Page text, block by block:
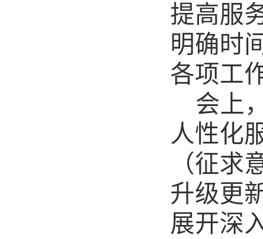
提高服
明确时
各项工
会上
人性化
（征求
升级更
展开深